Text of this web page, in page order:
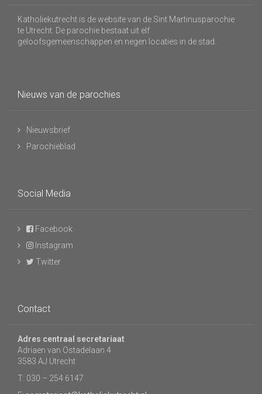
Katholiekutrecht is de website van de Sint Martinusparochie
te Utrecht. De parochie bestaat uit elf
geloofsgemeenschappen en negen locaties in de stad.
Nieuws van de parochies
Nieuwsbrief
Parochieblad
Social Media
Facebook
Instagram
Twitter
Contact
Adres centraal secretariaat
Adriaen van Ostadelaan 4
3583 AJ Utrecht
T: 030 – 254 6147